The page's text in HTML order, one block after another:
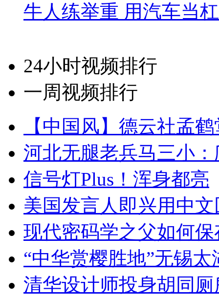
牛人练举重 用汽车当
24小时视频排行
一周视频排行
【中国风】德云社孟
河北无腿老兵马三小
信号灯Plus！浑身都亮
美国发言人即兴用中
现代密码学之父如何
“中华赏樱胜地”无锡
清华设计师投身胡同